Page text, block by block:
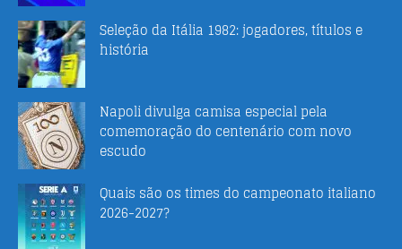
Seleção da Itália 1982: jogadores, títulos e
história
Napoli divulga camisa especial pela
comemoração do centenário com novo
escudo
Quais são os times do campeonato italiano
2026-2027?